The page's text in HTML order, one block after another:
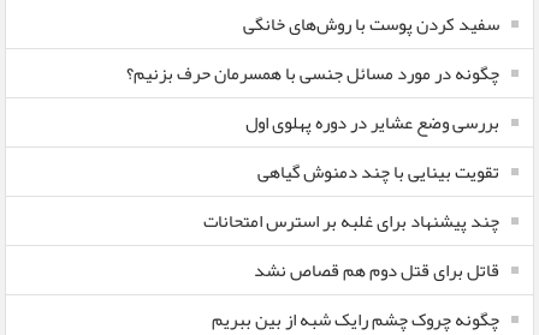
سفید کردن پوست با روش‌های خانگی
چگونه در مورد مسائل جنسی با همسرمان حرف بزنیم؟
بررسی وضع عشایر در دوره پهلوی اول
تقویت بینایی با چند دمنوش گیاهی
چند پیشنهاد برای غلبه بر استرس امتحانات
قاتل برای قتل دوم هم قصاص نشد
چگونه چروک چشم رایک شبه از بین ببریم